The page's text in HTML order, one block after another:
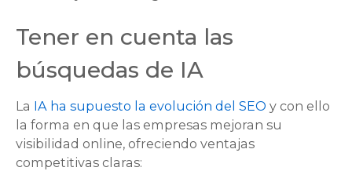
Tener en cuenta las
búsquedas de IA
La IA ha supuesto la evolución del SEO y con ello
la forma en que las empresas mejoran su
visibilidad online, ofreciendo ventajas
competitivas claras: